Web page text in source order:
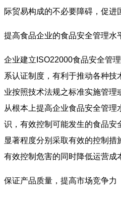
际贸易构成的不必要障碍，促进
提高食品企业的食品安全管理水
企业建立ISO22000食品安全管
系认证制度，有利于推动各种技
业按照技术法规之标准实施管理
从根本上提高企业食品安全管
识，有效控制可能发生的食品安
显著程度分别采取有效的控制
有效控制危害的同时降低运营成
保证产品质量，提高市场竞争力